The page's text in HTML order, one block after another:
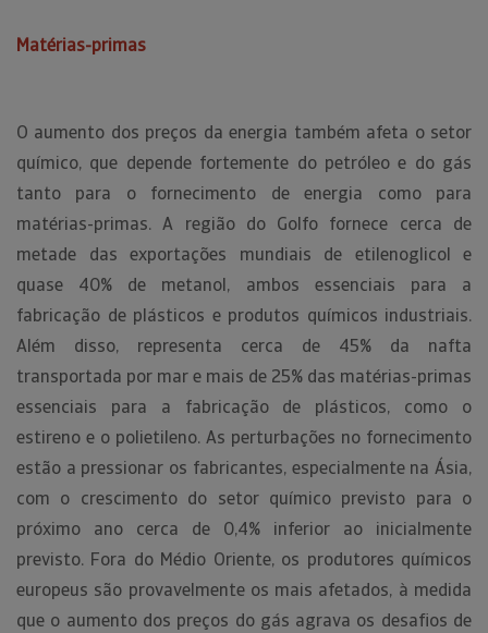
Matérias-primas
O aumento dos preços da energia também afeta o setor
químico, que depende fortemente do petróleo e do gás
tanto para o fornecimento de energia como para
matérias-primas. A região do Golfo fornece cerca de
metade das exportações mundiais de etilenoglicol e
quase 40% de metanol, ambos essenciais para a
fabricação de plásticos e produtos químicos industriais.
Além disso, representa cerca de 45% da nafta
transportada por mar e mais de 25% das matérias-primas
essenciais para a fabricação de plásticos, como o
estireno e o polietileno. As perturbações no fornecimento
estão a pressionar os fabricantes, especialmente na Ásia,
com o crescimento do setor químico previsto para o
próximo ano cerca de 0,4% inferior ao inicialmente
previsto. Fora do Médio Oriente, os produtores químicos
europeus são provavelmente os mais afetados, à medida
que o aumento dos preços do gás agrava os desafios de